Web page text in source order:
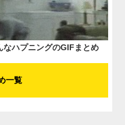
なハプニングのGIFまとめ
一覧